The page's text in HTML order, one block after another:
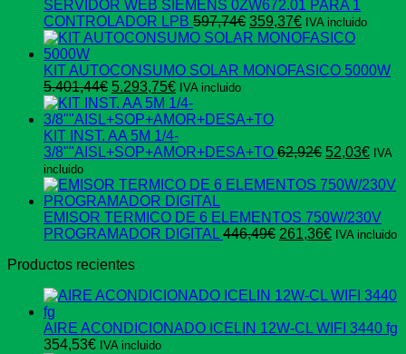
SERVIDOR WEB SIEMENS 0ZW672.01 PARA 1
CONTROLADOR LPB 597,74€ El
precio
era:
359,37€El
precio
es:
IVA incluido
KIT AUTOCONSUMO SOLAR MONOFASICO 5000W
5.401,44€ El
precio
original
era:
5.401,44€.
5.293,75€El
precio
actual
es:
5.293,75€.
IVA incluido
KIT INST. AA 5M 1/4-
3/8""AISL+SOP+AMOR+DESA+TO 62,92€ El
original
62,92€.
52,03€ElIVA
incluido
EMISOR TERMICO DE 6 ELEMENTOS 750W/230V
PROGRAMADOR DIGITAL 446,49€ El
446,49€.
261,36€El
261,36€.
IVA incluido
Productos recientes
AIRE ACONDICIONADO ICELIN 12W-CL WIFI 3440 fg
354,53€ IVA incluido